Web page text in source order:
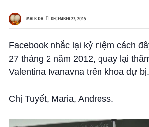
MAI K ĐA DECEMBER 27, 2015
Facebook nhắc lại kỷ niệm cách
27 tháng 2 năm 2012, quay lại
Valentina Ivanavna trên khoa dự bị.
Chị Tuyết, Maria, Andress.